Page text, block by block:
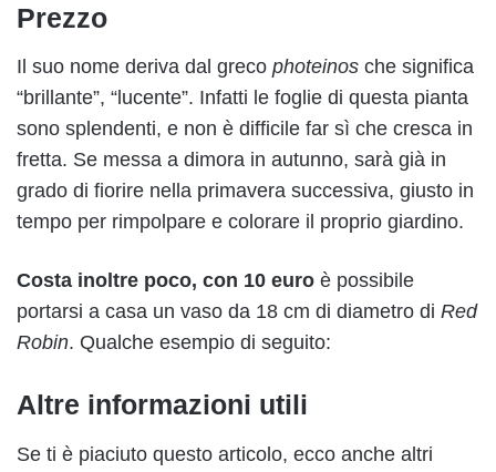
Prezzo
Il suo nome deriva dal greco photeinos che significa
“brillante”, “lucente”. Infatti le foglie di questa pianta
sono splendenti, e non è difficile far sì che cresca in
fretta. Se messa a dimora in autunno, sarà già in
grado di fiorire nella primavera successiva, giusto in
tempo per rimpolpare e colorare il proprio giardino.
Costa inoltre poco, con 10 euro è possibile
portarsi a casa un vaso da 18 cm di diametro di Red
Robin. Qualche esempio di seguito:
Altre informazioni utili
Se ti è piaciuto questo articolo, ecco anche altri